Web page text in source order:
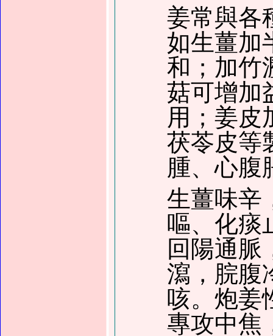
姜常與各
如生薑加
和；加竹
菇可增加
用；姜皮
茯苓皮等
腫、心腹
生薑味辛
嘔、化痰
回陽通脈
瀉，脘腹
咳。炮姜
專攻中焦